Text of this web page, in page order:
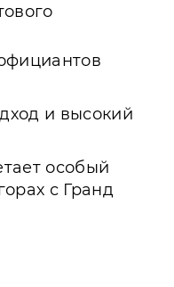
и высокий
особый
с Гранд